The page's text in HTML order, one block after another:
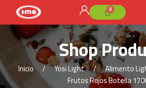
Shop
Inicio Yosi Light Alimento
Frutos Rojos Botella